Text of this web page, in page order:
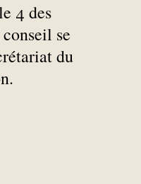
4 des
se
du